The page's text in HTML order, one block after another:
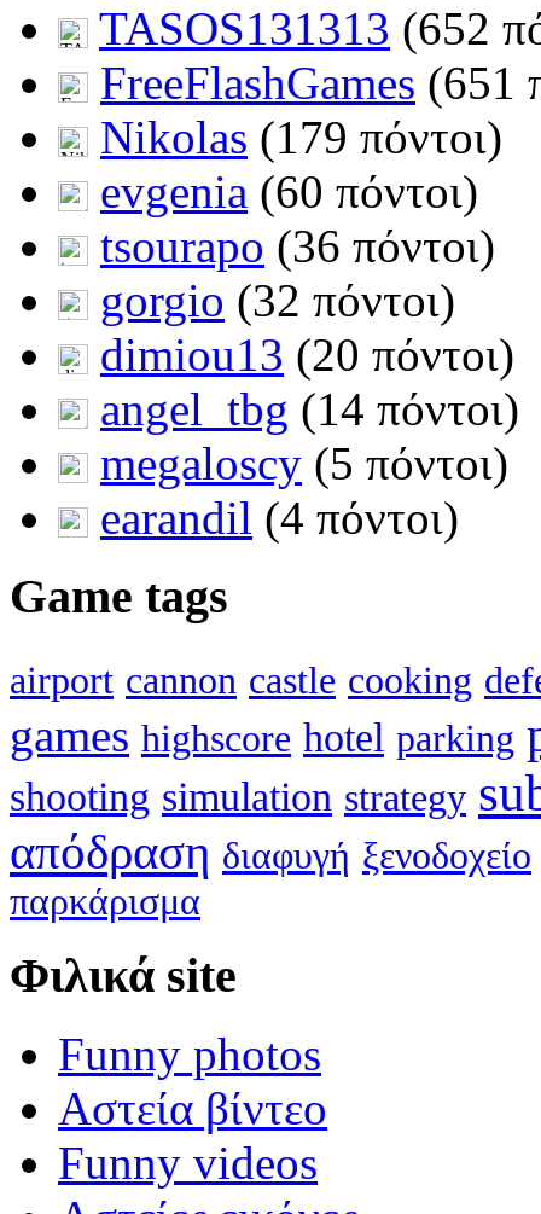
TASOS131313 (652
FreeFlashGames (651
Nikolas (179 πόντοι)
evgenia (60 πόντοι)
tsourapo (36 πόντοι)
gorgio (32 πόντοι)
dimiou13 (20 πόντοι)
angel_tbg (14 πόντοι)
megaloscy (5 πόντοι)
earandil (4 πόντοι)
Game tags
airport cannon castle cooking
games highscore hotel parking
shooting simulation strategy
απόδραση διαφυγή ξενοδοχείο
παρκάρισμα
Φιλικά site
Funny photos
Αστεία βίντεο
Funny videos